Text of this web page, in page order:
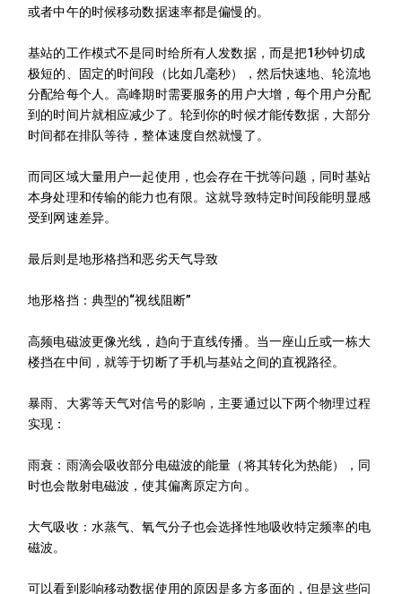
或者中午的时候移动数据速率都是偏慢的。
基站的工作模式不是同时给所有人发数据，而是把1秒钟切成
极短的、固定的时间段（比如几毫秒），然后快速地、轮流地
分配给每个人。高峰期时需要服务的用户大增，每个用户分配
到的时间片就相应减少了。轮到你的时候才能传数据，大部分
时间都在排队等待，整体速度自然就慢了。
而同区域大量用户一起使用，也会存在干扰等问题，同时基站
本身处理和传输的能力也有限。这就导致特定时间段能明显感
受到网速差异。
最后则是地形格挡和恶劣天气导致
地形格挡：典型的“视线阻断”
高频电磁波更像光线，趋向于直线传播。当一座山丘或一栋大
楼挡在中间，就等于切断了手机与基站之间的直视路径。
暴雨、大雾等天气对信号的影响，主要通过以下两个物理过程
实现：
雨衰：雨滴会吸收部分电磁波的能量（将其转化为热能），同
时也会散射电磁波，使其偏离原定方向。
大气吸收：水蒸气、氧气分子也会选择性地吸收特定频率的电
磁波。
可以看到影响移动数据使用的原因是多方多面的，但是这些问